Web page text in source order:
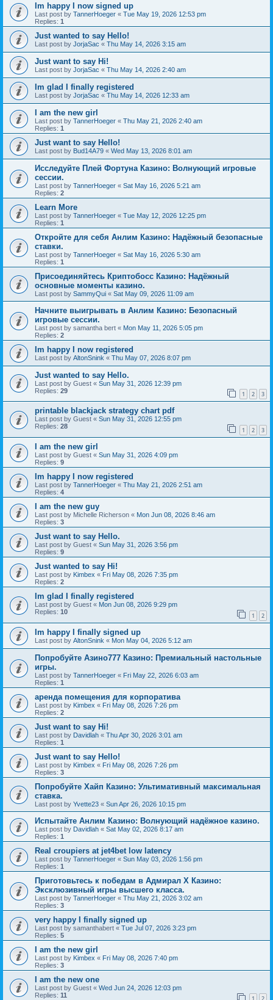
Im happy I now signed up
Last post by TannerHoeger « Tue May 19, 2026 12:53 pm
Replies: 1
Just wanted to say Hello!
Last post by JorjaSac « Thu May 14, 2026 3:15 am
Just want to say Hi!
Last post by JorjaSac « Thu May 14, 2026 2:40 am
Im glad I finally registered
Last post by JorjaSac « Thu May 14, 2026 12:33 am
I am the new girl
Last post by TannerHoeger « Thu May 21, 2026 2:40 am
Replies: 1
Just want to say Hello!
Last post by Bud14A79 « Wed May 13, 2026 8:01 am
Исследуйте Плей Фортуна Казино: Волнующий игровые
сессии.
Last post by TannerHoeger « Sat May 16, 2026 5:21 am
Replies: 2
Learn More
Last post by TannerHoeger « Tue May 12, 2026 12:25 pm
Replies: 1
Откройте для себя Анлим Казино: Надёжный безопасные
ставки.
Last post by TannerHoeger « Sat May 16, 2026 5:30 am
Replies: 1
Присоединяйтесь Криптобосс Казино: Надёжный
основные моменты казино.
Last post by SammyQui « Sat May 09, 2026 11:09 am
Начните выигрывать в Анлим Казино: Безопасный
игровые сессии.
Last post by samantha bert « Mon May 11, 2026 5:05 pm
Replies: 2
Im happy I now registered
Last post by AltonSnink « Thu May 07, 2026 8:07 pm
Just wanted to say Hello.
Last post by Guest « Sun May 31, 2026 12:39 pm
Replies: 29 1 2 3
printable blackjack strategy chart pdf
Last post by Guest « Sun May 31, 2026 12:55 pm
Replies: 28 1 2 3
I am the new girl
Last post by Guest « Sun May 31, 2026 4:09 pm
Replies: 9
Im happy I now registered
Last post by TannerHoeger « Thu May 21, 2026 2:51 am
Replies: 4
I am the new guy
Last post by Michelle Richerson « Mon Jun 08, 2026 8:46 am
Replies: 3
Just want to say Hello.
Last post by Guest « Sun May 31, 2026 3:56 pm
Replies: 9
Just wanted to say Hi!
Last post by Kimbex « Fri May 08, 2026 7:35 pm
Replies: 2
Im glad I finally registered
Last post by Guest « Mon Jun 08, 2026 9:29 pm
Replies: 10 1 2
Im happy I finally signed up
Last post by AltonSnink « Mon May 04, 2026 5:12 am
Попробуйте Азино777 Казино: Премиальный настольные
игры.
Last post by TannerHoeger « Fri May 22, 2026 6:03 am
Replies: 1
аренда помещения для корпоратива
Last post by Kimbex « Fri May 08, 2026 7:26 pm
Replies: 2
Just want to say Hi!
Last post by Davidlah « Thu Apr 30, 2026 3:01 am
Replies: 1
Just want to say Hello!
Last post by Kimbex « Fri May 08, 2026 7:26 pm
Replies: 3
Попробуйте Хайп Казино: Ультимативный максимальная
ставка.
Last post by Yvette23 « Sun Apr 26, 2026 10:15 pm
Испытайте Анлим Казино: Волнующий надёжное казино.
Last post by Davidlah « Sat May 02, 2026 8:17 am
Replies: 1
Real croupiers at jet4bet low latency
Last post by TannerHoeger « Sun May 03, 2026 1:56 pm
Replies: 1
Приготовьтесь к победам в Адмирал Х Казино:
Эксклюзивный игры высшего класса.
Last post by TannerHoeger « Thu May 21, 2026 3:02 am
Replies: 3
very happy I finally signed up
Last post by samanthabert « Tue Jul 07, 2026 3:23 pm
Replies: 5
I am the new girl
Last post by Kimbex « Fri May 08, 2026 7:40 pm
Replies: 3
I am the new one
Last post by Guest « Wed Jun 24, 2026 12:03 pm
Replies: 11